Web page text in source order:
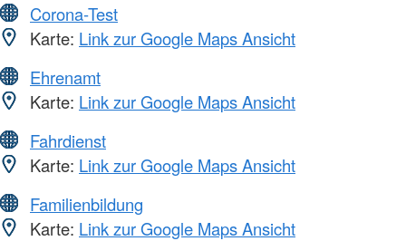
Corona-Test
Karte: Link zur Google Maps Ansicht
Ehrenamt
Karte: Link zur Google Maps Ansicht
Fahrdienst
Karte: Link zur Google Maps Ansicht
Familienbildung
Karte: Link zur Google Maps Ansicht